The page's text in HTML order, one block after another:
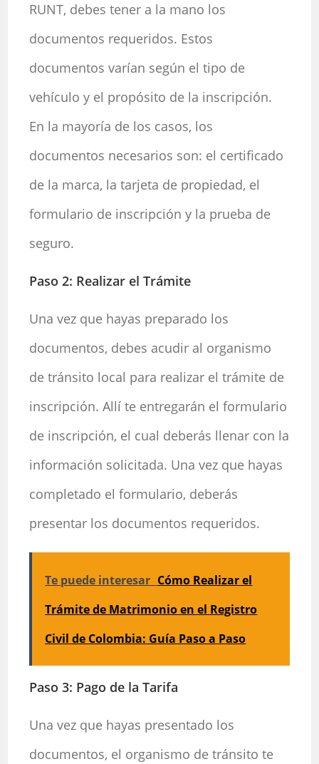
RUNT, debes tener a la mano los
documentos requeridos. Estos
documentos varían según el tipo de
vehículo y el propósito de la inscripción.
En la mayoría de los casos, los
documentos necesarios son: el certificado
de la marca, la tarjeta de propiedad, el
formulario de inscripción y la prueba de
seguro.
Paso 2: Realizar el Trámite
Una vez que hayas preparado los
documentos, debes acudir al organismo
de tránsito local para realizar el trámite de
inscripción. Allí te entregarán el formulario
de inscripción, el cual deberás llenar con la
información solicitada. Una vez que hayas
completado el formulario, deberás
presentar los documentos requeridos.
Te puede interesar Cómo Realizar el
Trámite de Matrimonio en el Registro
Civil de Colombia: Guía Paso a Paso
Paso 3: Pago de la Tarifa
Una vez que hayas presentado los
documentos, el organismo de tránsito te